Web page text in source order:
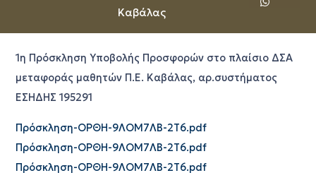
Καβάλας
1η Πρόσκληση Υποβολής Προσφορών στο πλαίσιο ΔΣΑ
μεταφοράς μαθητών Π.Ε. Καβάλας, αρ.συστήματος
ΕΣΗΔΗΣ 195291
Πρόσκληση-ΟΡΘΗ-9ΛΟΜ7ΛΒ-2Τ6.pdf
Πρόσκληση-ΟΡΘΗ-9ΛΟΜ7ΛΒ-2Τ6.pdf
Πρόσκληση-ΟΡΘΗ-9ΛΟΜ7ΛΒ-2Τ6.pdf